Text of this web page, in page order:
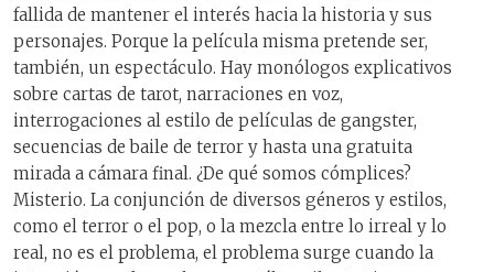
fallida de mantener el interés hacia la historia y sus
personajes. Porque la película misma pretende ser,
también, un espectáculo. Hay monólogos explicativos
sobre cartas de tarot, narraciones en voz,
interrogaciones al estilo de películas de gangster,
secuencias de baile de terror y hasta una gratuita
mirada a cámara final. ¿De qué somos cómplices?
Misterio. La conjunción de diversos géneros y estilos,
como el terror o el pop, o la mezcla entre lo irreal y lo
real, no es el problema, el problema surge cuando la